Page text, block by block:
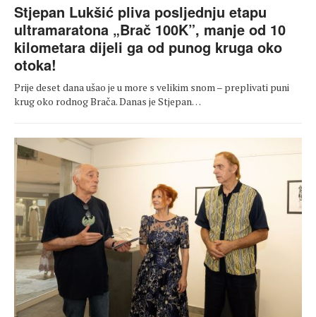
Stjepan Lukšić pliva posljednju etapu
ultramaratona „Brač 100K”, manje od 10
kilometara dijeli ga od punog kruga oko
otoka!
Prije deset dana ušao je u more s velikim snom – preplivati puni
krug oko rodnog Brača. Danas je Stjepan…